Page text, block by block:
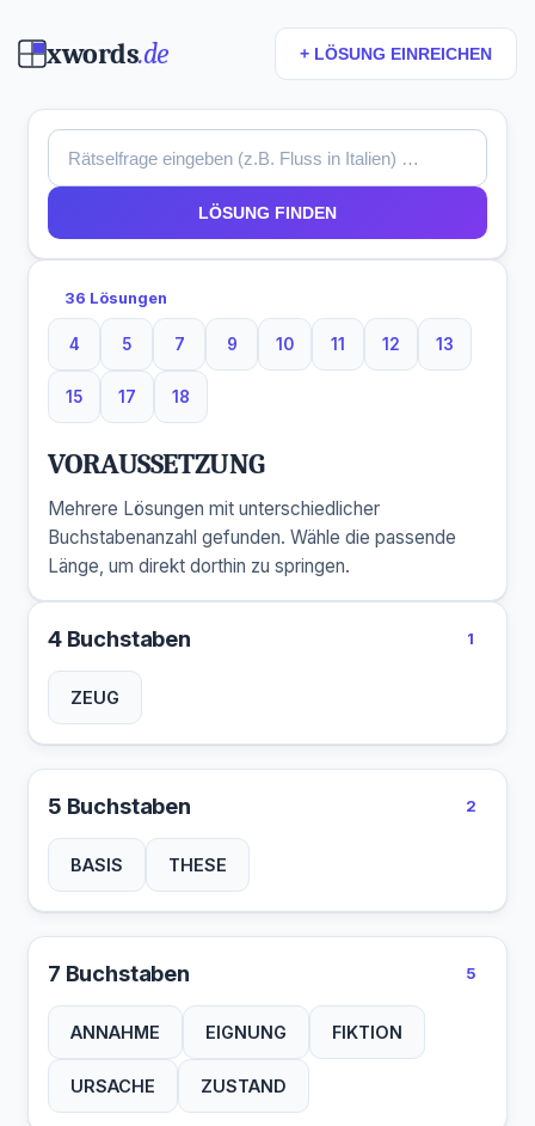
xwords.de + LÖSUNG EINREICHEN
LÖSUNG FINDEN
36 Lösungen
4
4 Buchstaben
5
5 Buchstaben
7
7 Buchstaben
9
9 Buchstaben
10
10 Buchstaben
11
11 Buchstaben
12
12 Buchstaben
13
13
15
15 Buchstaben
17
17 Buchstaben
18
18 Buchstaben
VORAUSSETZUNG
Mehrere Lösungen mit unterschiedlicher
Buchstabenanzahl gefunden. Wähle die passende
Länge, um direkt dorthin zu springen.
4 Buchstaben 1
ZEUG
5 Buchstaben 2
BASIS THESE
7 Buchstaben 5
ANNAHME EIGNUNG FIKTION
URSACHE ZUSTAND